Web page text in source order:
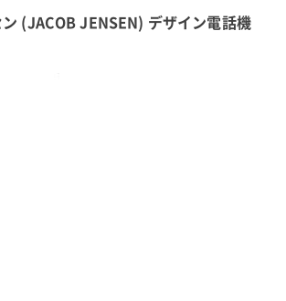
(JACOB JENSEN) デザイン電話機